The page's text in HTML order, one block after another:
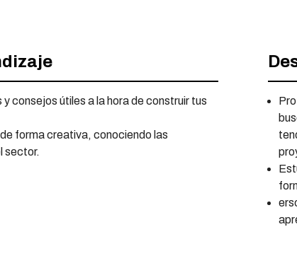
consejos útiles a la hora de construir tus
forma creativa, conociendo las
sector.